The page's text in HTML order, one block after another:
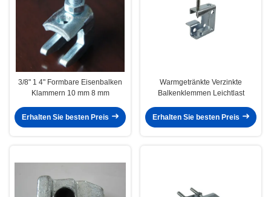
3/8" 1 4" Formbare Eisenbalken
Klammern 10 mm 8 mm
Erhalten Sie besten Preis
Warmgetränkte Verzinkte
Balkenklemmen Leichtlast
Erhalten Sie besten Preis